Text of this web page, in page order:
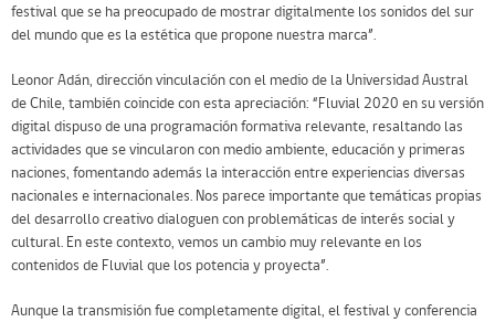
festival que se ha preocupado de mostrar digitalmente los sonidos del sur
del mundo que es la estética que propone nuestra marca”.
Leonor Adán, dirección vinculación con el medio de la Universidad Austral
de Chile, también coincide con esta apreciación: “Fluvial 2020 en su versión
digital dispuso de una programación formativa relevante, resaltando las
actividades que se vincularon con medio ambiente, educación y primeras
naciones, fomentando además la interacción entre experiencias diversas
nacionales e internacionales. Nos parece importante que temáticas propias
del desarrollo creativo dialoguen con problemáticas de interés social y
cultural. En este contexto, vemos un cambio muy relevante en los
contenidos de Fluvial que los potencia y proyecta”.
Aunque la transmisión fue completamente digital, el festival y conferencia